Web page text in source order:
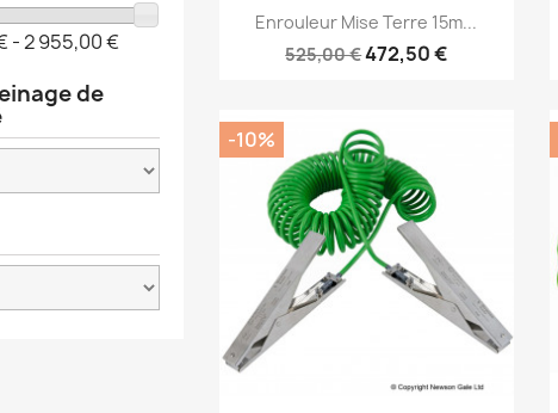
- 2 955,00 €
de
Aperçu rapide
Enrouleur Mise Terre 15m...
525,00 €472,50 €
-10%